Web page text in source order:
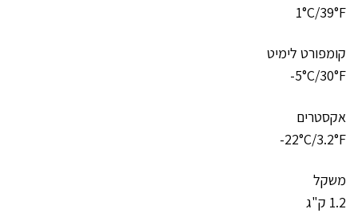
1°C/39°F
קומפורט לימיט
5°C/30°F-
אקסטרים
22°C/3.2°F-
משקל
1.2 ק"ג